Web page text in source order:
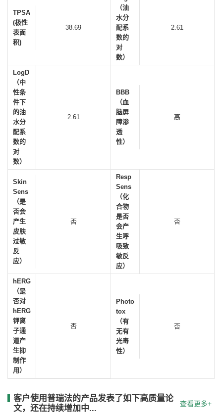
TPSA
(极性
表面
积)
38.69
（油
水分
配系
数的
对
数）
2.61
LogD
（中
性条
件下
的油
水分
配系
数的
对
数）
2.61
BBB
（血
脑屏
障渗
透
性）
高
Skin
Sens
（是
否会
产生
皮肤
过敏
反
应）
否
Resp
Sens
（化
合物
是否
会产
生呼
吸致
敏反
应）
否
hERG
（是
否对
hERG
钾离
子通
道产
生抑
制作
用）
否
Photo
tox
（有
无有
光毒
性）
否
客户使用普瑞法的产品发表了如下高质量论
文，还在持续增加中...
查看更多+